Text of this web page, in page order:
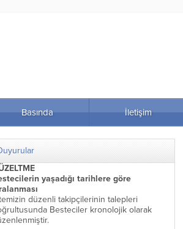
Basında İletişim
yaşadığı tarihlere göre
düzenli takipçilerinin talepleri
Besteciler kronolojik olarak